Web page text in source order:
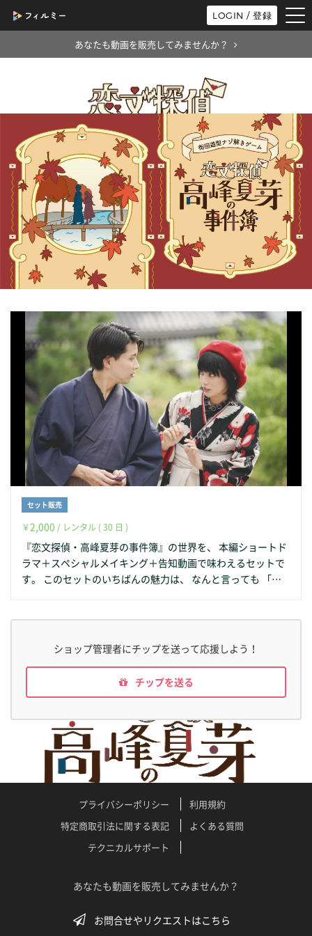
LOGIN / 登録
あなたも動画を販売してみませんか？
セット販売
￥2,000 / レンタル ( 30 日 )
『恋文探偵・高峰夏芽の事件簿』の世界を、 本編ショートド
ラマ＋スペシャルメイキング＋告知動画で味わえるセットで
す。 このセットのいちばんの魅力は、 なんと言っても 「ス
の“素顔”がたっぷり収められています。 高峰夏芽役 田中真琴
泰江和明の、現場を和ませる笑顔と真剣なまなざし 古川藍役
宮本梨菜の、京都の空気に溶け込む自然体な姿 高峰春生役 加
だけでは見られない表情が次々と登場します。 さらにメイキ
ング内では、 出演者それぞれが視聴者に向けて言葉を届ける
メッセージカットも収録。 作品への想い、この撮影現場で感
じたこと、 画面の向こうにいるあなたへの一言まで、まっす
ぐに語りかけています。 本編ショートドラマは、第1話〜第6
話に加えて、 物語の締めくくりとなる**「第7話エンディン
グシーン」を収録した オールインワン編集版です。 この第7
話エンディングでは、 ここまで積み重ねてきたそれぞれの選
択と気持ちが静かに結びつき、 高峰夏芽が向き合ってきた事
層”を持つ街の空気の中で、印象的なラストとして立ち上がり
夏芽の“答え” その答えを受け止める周囲の人々の表情 画面に
ショップ管理者にチップを送って応援しよう！
チップを送る
お問合せやリクエストはこちら
プライバシーポリシー
利用規約
特定商取引法に関する表記
よくある質問
テクニカルサポート
あなたも動画を販売してみませんか？